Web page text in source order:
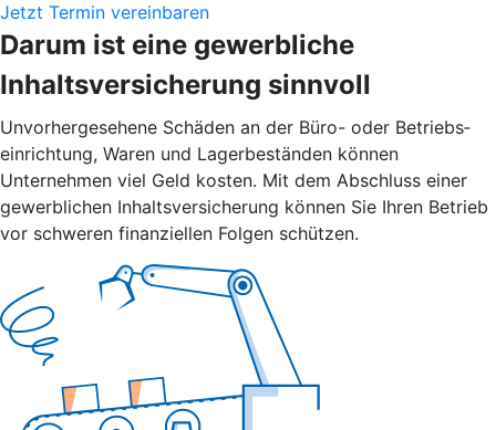
Jetzt Termin vereinbaren
Darum ist eine gewerbliche
Inhaltsversicherung sinnvoll
Unvorher­gesehene Schäden an der Büro- oder Betriebs­
einrichtung, Waren und Lager­beständen können
Unternehmen viel Geld kosten. Mit dem Abschluss einer
gewerblichen Inhalts­versicherung können Sie Ihren Betrieb
vor schweren finanziellen Folgen schützen.